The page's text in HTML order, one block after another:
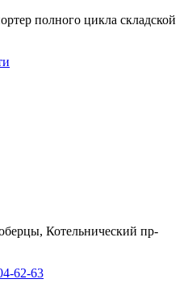
полного цикла складской
Котельнический пр-
62-63